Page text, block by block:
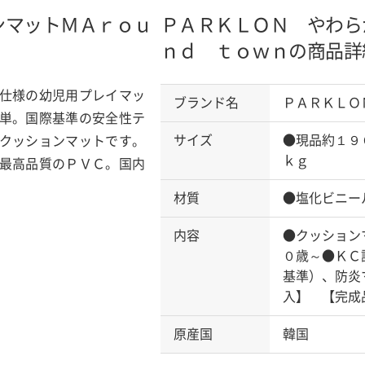
ットＭ Ａｒｏｕ
様の幼児用プレイマッ
。国際基準の安全性テ
ッションマットです。
高品質のＰＶＣ。国内
ＰＡＲＫＬＯＮ やわ
ｎｄ ｔｏｗｎの商品詳
ブランド名 ＰＡＲＫＬＯ
サイズ
●現品約１９
ｋｇ
材質 ●塩化ビニー
内容
●クッション
０歳～●ＫＣ
基準）、防
入】 【完成
原産国 韓国